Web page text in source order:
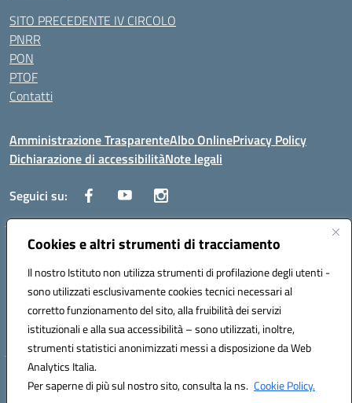
Cookies e altri strumenti di tracciamento
Il nostro Istituto non utilizza strumenti di profilazione degli utenti -
sono utilizzati esclusivamente cookies tecnici necessari al
corretto funzionamento del sito, alla fruibilità dei servizi
istituzionali e alla sua accessibilità – sono utilizzati, inoltre,
strumenti statistici anonimizzati messi a disposizione da Web
Analytics Italia.
Per saperne di più sul nostro sito, consulta la ns. Cookie Policy.
SITO PRECEDENTE IV CIRCOLO
PNRR
PON
PTOF
Contatti
Amministrazione TrasparenteAlbo OnlinePrivacy Policy
Dichiarazione di accessibilitàNote legali
Seguici su:
Traversa Fondo d'Orto n.19B - Cap 80053 - Castellammare di Stabia
(NA) - Tel. 0818701043 - Mail: naic847006@istruzione.it - PEC:
Codice meccanografico: NAIC847006 - Codice iPA: istsc_naic847006 -
C.F. 82009060631 - Codice univoco fatturazione elettronica (CUF):
UFUAUC
Hosting & Powered by 3D Solution S.r.l.
Concept & Design by Designers Italia